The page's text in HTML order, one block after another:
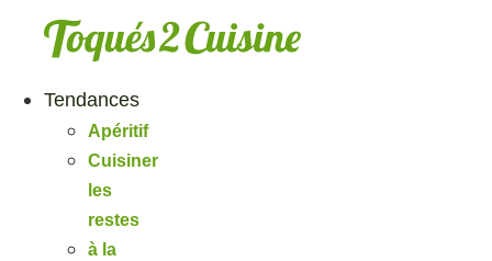
Tendances
Apéritif
Cuisiner
les
restes
à la